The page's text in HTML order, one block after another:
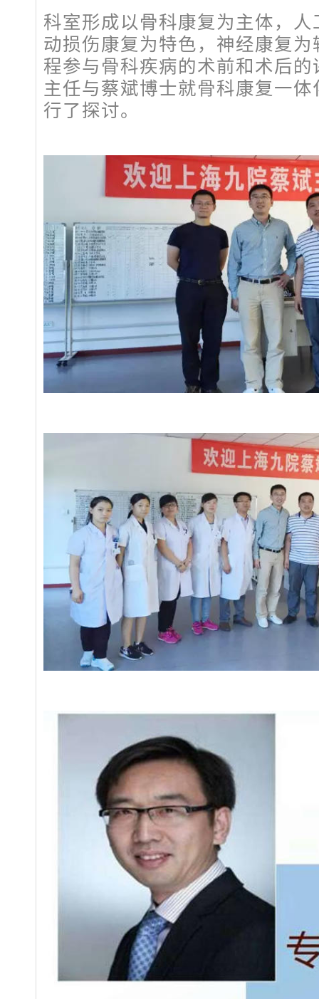
科室形成以骨科康复为主体，
动损伤康复为特色，神经康复
程参与骨科疾病的术前和术后
主任与蔡斌博士就骨科康复一
行了探讨。